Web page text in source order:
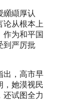
纐纈厚认
论从根本上
作为和平国
到严厉批
出，高市早
，她漠视民
还试图全力